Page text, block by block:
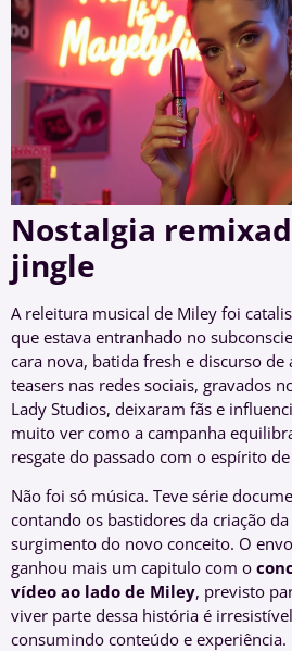
Nostalgia
jingle
A releitura musical de Miley foi
que estava entranhado no
cara nova, batida fresh e discurso de
teasers nas redes sociais, gravados
Lady Studios, deixaram fãs e
muito ver como a campanha
resgate do passado com o espírito
Não foi só música. Teve série
contando os bastidores da criação
surgimento do novo conceito. O
ganhou mais um capitulo com o
vídeo ao lado de Miley, previsto
viver parte dessa história é
consumindo conteúdo e experiência.